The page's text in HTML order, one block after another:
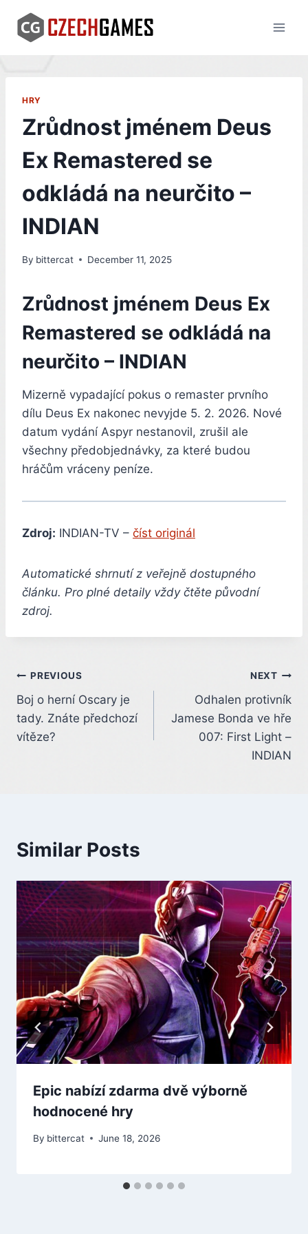
content
HRY
Zrůdnost jménem Deus
Ex Remastered se
odkládá na neurčito –
INDIAN
By bittercat December 11, 2025
Zrůdnost jménem Deus Ex
Remastered se odkládá na
neurčito – INDIAN
Mizerně vypadající pokus o remaster prvního
dílu Deus Ex nakonec nevyjde 5. 2. 2026. Nové
datum vydání Aspyr nestanovil, zrušil ale
všechny předobjednávky, za které budou
hráčům vráceny peníze.
Zdroj: INDIAN-TV – číst originál
Automatické shrnutí z veřejně dostupného
článku. Pro plné detaily vždy čtěte původní
zdroj.
Post
navigation
PREVIOUS
Boj o herní Oscary je
tady. Znáte předchozí
vítěze?
NEXT
Odhalen protivník
Jamese Bonda ve hře
007: First Light –
INDIAN
Similar Posts
Epic nabízí zdarma dvě výborně
hodnocené hry
By bittercat June 18, 2026